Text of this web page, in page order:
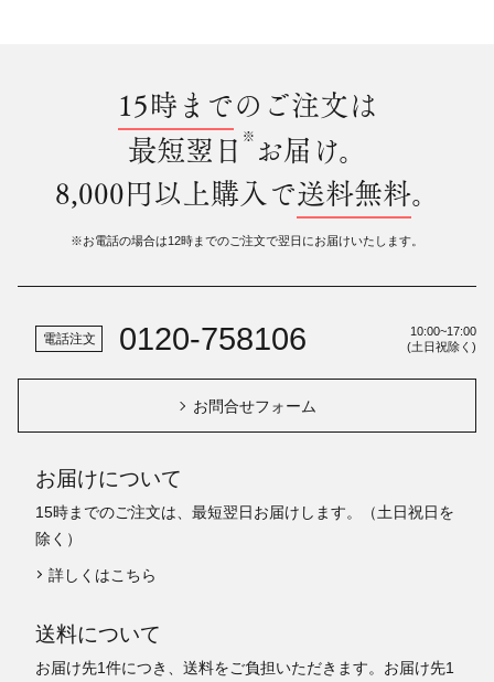
15時までのご注文は
最短翌日 ※ お届け。
8,000円以上購入で送料無料。
※お電話の場合は12時までのご注文で翌日にお届けいたします。
電話注文 0120-758106
10:00~17:00
(土日祝除く)
お問合せフォーム
お届けについて
15時までのご注文は、最短翌日お届けします。（土日祝日を
除く）
詳しくはこちら
送料について
お届け先1件につき、送料をご負担いただきます。お届け先1